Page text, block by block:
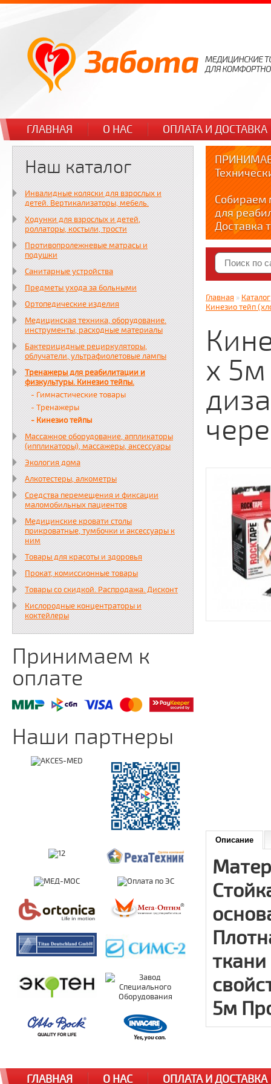
ГЛАВНАЯ О НАС ОПЛАТА И ДОСТАВКА
Наш каталог
Инвалидные коляски для взрослых и
детей. Вертикализаторы, мебель.
Ходунки для взрослых и детей,
роллаторы, костыли, трости
Противопролежневые матрасы и
подушки
Санитарные устройства
Предметы ухода за больными
Ортопедические изделия
Медицинская техника, оборудование.
инструменты, расходные материалы
Бактерицидные рециркуляторы,
облучатели, ультрафиолетовые лампы
Тренажеры для реабилитации и
физкультуры. Кинезио тейпы.
- Гимнастические товары
- Тренажеры
- Кинезио тейпы
Массажное оборудование, аппликаторы
(иппликаторы), массажеры, аксессуары
Экология дома
Алкотестеры, алкометры
Средства перемещения и фиксации
маломобильных пациентов
Медицинские кровати столы
прикроватные, тумбочки и аксессуары к
ним
Товары для красоты и здоровья
Прокат, комиссионные товары
Товары со скидкой. Распродажа. Дисконт
Кислородные концентраторы и
коктейлеры
Принимаем к
оплате
Наши партнеры
Собираем
для
Доставка
по тел.
Краткие
Яндекс.
zabota16.ru
Всегда на
Главная » Каталог
Кинезио тейп
х
Описание
ткани
5м
ГЛАВНАЯ О НАС ОПЛАТА И ДОСТАВКА